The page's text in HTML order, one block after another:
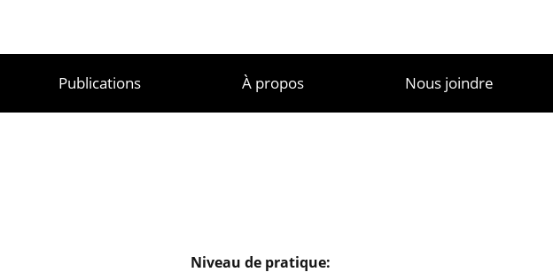
Publications À propos Nous joindre
Niveau de pratique: